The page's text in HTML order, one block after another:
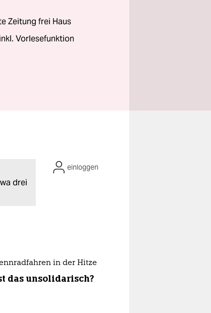
Zeitung frei Haus
Vorlesefunktion
drei
einloggen
in der Hitze
das unsolidarisch?